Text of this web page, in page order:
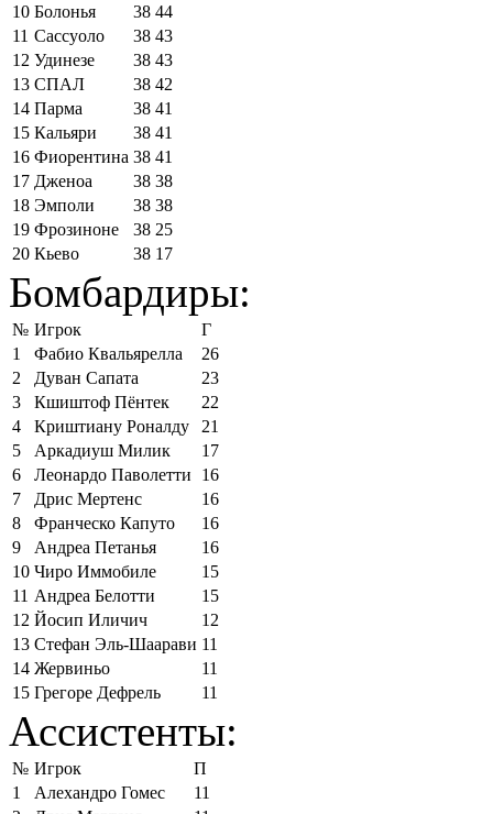
10 Болонья 38 44
11 Сассуоло 38 43
12 Удинезе 38 43
13 СПАЛ 38 42
14 Парма 38 41
15 Кальяри 38 41
16 Фиорентина 38 41
17 Дженоа 38 38
18 Эмполи 38 38
19 Фрозиноне 38 25
20 Кьево 38 17
Бомбардиры:
№ Игрок
Г
1
Фабио Квальярелла
26
2
Дуван Сапата
23
3
Кшиштоф Пёнтек
22
4
Криштиану Роналду
21
5
Аркадиуш Милик
17
6
Леонардо Паволетти
16
7
Дрис Мертенс
16
8
Франческо Капуто
16
9
Андреа Петанья
16
10 Чиро Иммобиле
15
11 Андреа Белотти
15
12 Йосип Иличич
12
13 Стефан Эль-Шаарави 11
14 Жервиньо
11
15 Грегоре Дефрель 11
Ассистенты:
№ Игрок
П
1
Алехандро Гомес
11